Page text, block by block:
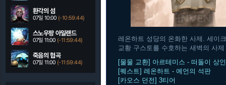
환각의 섬
07일 10:00 (-10:59:43)
스노우팡 아일랜드
07일 11:00 (-11:59:43)
죽음의 협곡
07일 11:00 (-11:59:43)
레온하트 성당의 온화한 사제. 세이
교황 구스토를 수호하는 새벽의 사
[물물 교환] 아르테미스 - 떠돌이 상인
[퀘스트] 레온하트 - 예언의 석판
[카오스 던전] 3티어